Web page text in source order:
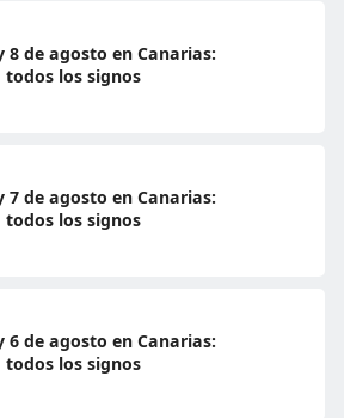
8 de agosto en Canarias:
todos los signos
7 de agosto en Canarias:
todos los signos
6 de agosto en Canarias:
todos los signos